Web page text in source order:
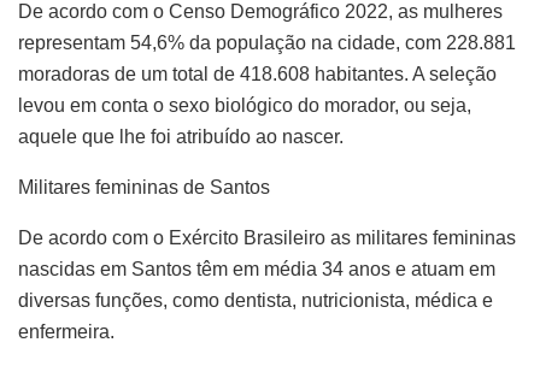
De acordo com o Censo Demográfico 2022, as mulheres
representam 54,6% da população na cidade, com 228.881
moradoras de um total de 418.608 habitantes. A seleção
levou em conta o sexo biológico do morador, ou seja,
aquele que lhe foi atribuído ao nascer.
Militares femininas de Santos
De acordo com o Exército Brasileiro as militares femininas
nascidas em Santos têm em média 34 anos e atuam em
diversas funções, como dentista, nutricionista, médica e
enfermeira.